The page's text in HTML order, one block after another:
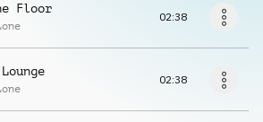
Floor
02:38
02:38